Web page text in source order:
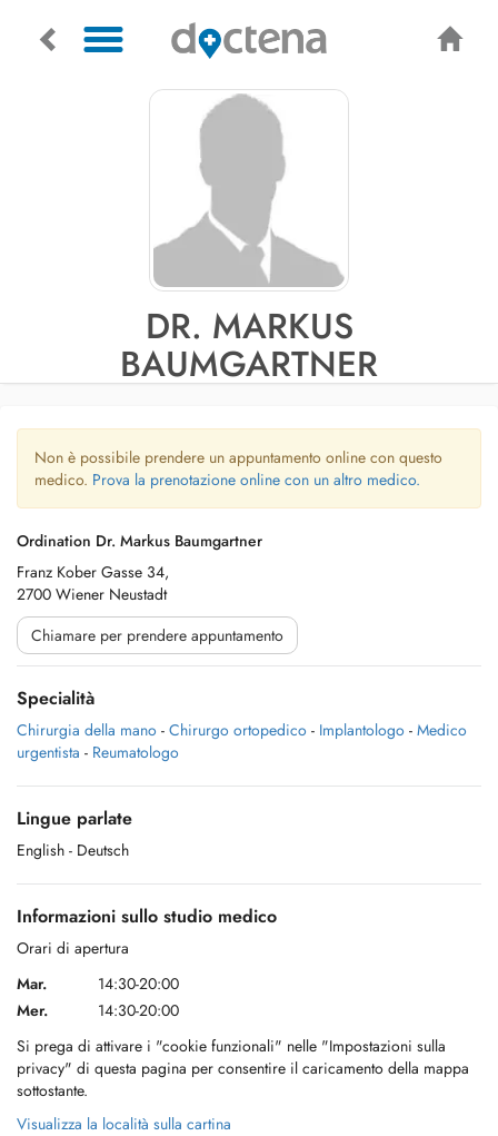
DR. MARKUS
BAUMGARTNER
Non è possibile prendere un appuntamento online con questo
medico. Prova la prenotazione online con un altro medico.
Ordination Dr. Markus Baumgartner
Franz Kober Gasse 34,
2700 Wiener Neustadt
Chiamare per prendere appuntamento
Specialità
Chirurgia della mano - Chirurgo ortopedico - Implantologo - Medico
urgentista - Reumatologo
Lingue parlate
English - Deutsch
Informazioni sullo studio medico
Orari di apertura
Mar.
14:30-20:00
Mer.
14:30-20:00
Si prega di attivare i "cookie funzionali" nelle "Impostazioni sulla
privacy" di questa pagina per consentire il caricamento della mappa
sottostante.
Visualizza la località sulla cartina